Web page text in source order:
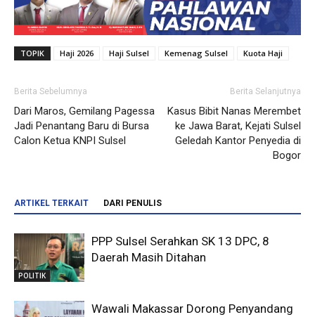
TOPIK Haji 2026 Haji Sulsel Kemenag Sulsel Kuota Haji
Berita Sebelumnya
Dari Maros, Gemilang Pagessa
Jadi Penantang Baru di Bursa
Calon Ketua KNPI Sulsel
Berita Selanjutnya
Kasus Bibit Nanas Merembet
ke Jawa Barat, Kejati Sulsel
Geledah Kantor Penyedia di
Bogor
ARTIKEL TERKAIT DARI PENULIS
POLITIK
PPP Sulsel Serahkan SK 13 DPC, 8
Daerah Masih Ditahan
Wawali Makassar Dorong Penyandang